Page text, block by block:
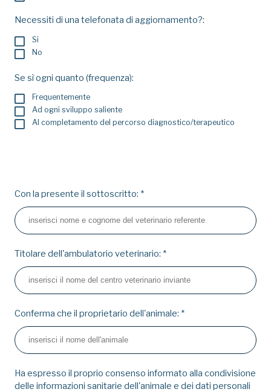
Necessiti di una telefonata di aggiornamento?:
Si
No
Se sì ogni quanto (frequenza):
Frequentemente
Ad ogni sviluppo saliente
Al completamento del percorso diagnostico/terapeutico
Con la presente il sottoscritto: *
Titolare dell'ambulatorio veterinario: *
Conferma che il proprietario dell'animale: *
Ha espresso il proprio consenso informato alla condivisione
delle informazioni sanitarie dell'animale e dei dati personali